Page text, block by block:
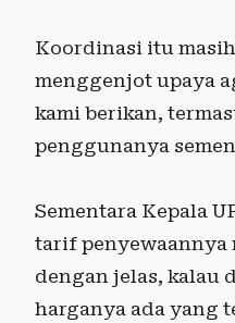
Koordinasi itu
menggenjot upaya
kami berikan,
penggunanya
Sementara Kepala
tarif penyewaannya
dengan jelas, kalau
harganya ada yang